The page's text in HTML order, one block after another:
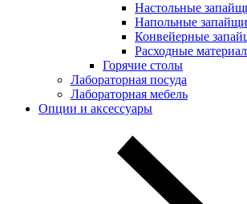
Настольные
Напольные
Конвейерные
Расходные
Горячие столы
Лабораторная посуда
Лабораторная мебель
Опции и аксессуары